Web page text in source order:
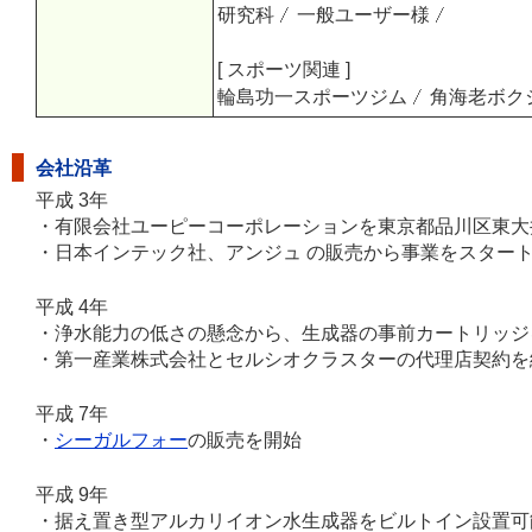
研究科
一般ユーザー様
[ スポーツ関連 ]
輪島功一スポーツジム
角海老ボク
会社沿革
平成 3年
・有限会社ユーピーコーポレーションを東京都品川区東
・日本インテック社、アンジュ の販売から事業をスター
平成 4年
・浄水能力の低さの懸念から、生成器の事前カートリッ
・第一産業株式会社とセルシオクラスターの代理店契約
平成 7年
・ シーガルフォーの販売を開始
平成 9年
・据え置き型アルカリイオン水生成器をビルトイン設置